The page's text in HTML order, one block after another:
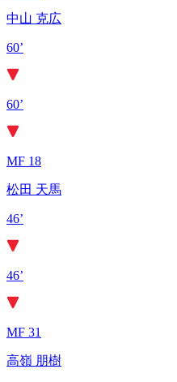
中山 克広
60’
60’
MF 18
松田 天馬
46’
46’
MF 31
高嶺 朋樹